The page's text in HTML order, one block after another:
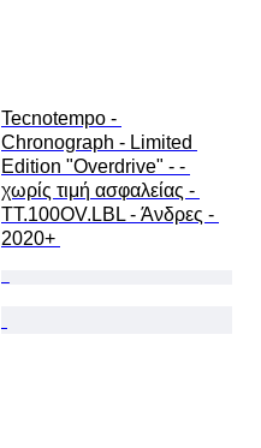
Tecnotempo -
Chronograph - Limited
Edition "Overdrive" - -
χωρίς τιμή ασφαλείας -
TT.100OV.LBL - Άνδρες -
2020+